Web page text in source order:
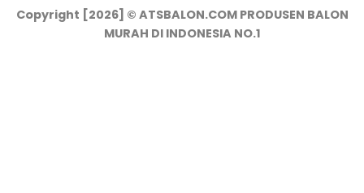
Copyright [2026] © ATSBALON.COM PRODUSEN BALON
MURAH DI INDONESIA NO.1